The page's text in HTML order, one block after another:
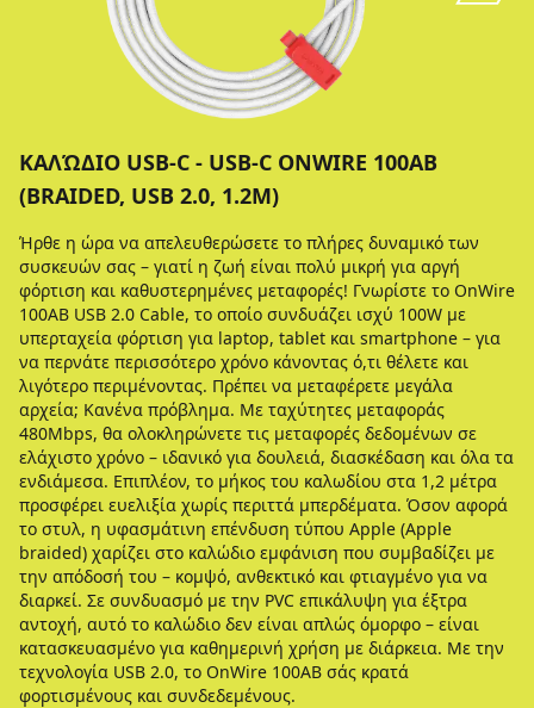
ΚΑΛΏΔΙΟ USB-C - USB-C ONWIRE 100AB
(BRAIDED, USB 2.0, 1.2Μ)
Ήρθε η ώρα να απελευθερώσετε το πλήρες δυναμικό των
συσκευών σας – γιατί η ζωή είναι πολύ μικρή για αργή
φόρτιση και καθυστερημένες μεταφορές! Γνωρίστε το OnWire
100AB USB 2.0 Cable, το οποίο συνδυάζει ισχύ 100W με
υπερταχεία φόρτιση για laptop, tablet και smartphone – για
να περνάτε περισσότερο χρόνο κάνοντας ό,τι θέλετε και
λιγότερο περιμένοντας. Πρέπει να μεταφέρετε μεγάλα
αρχεία; Κανένα πρόβλημα. Με ταχύτητες μεταφοράς
480Mbps, θα ολοκληρώνετε τις μεταφορές δεδομένων σε
ελάχιστο χρόνο – ιδανικό για δουλειά, διασκέδαση και όλα τα
ενδιάμεσα. Επιπλέον, το μήκος του καλωδίου στα 1,2 μέτρα
προσφέρει ευελιξία χωρίς περιττά μπερδέματα. Όσον αφορά
το στυλ, η υφασμάτινη επένδυση τύπου Apple (Apple
braided) χαρίζει στο καλώδιο εμφάνιση που συμβαδίζει με
την απόδοσή του – κομψό, ανθεκτικό και φτιαγμένο για να
διαρκεί. Σε συνδυασμό με την PVC επικάλυψη για έξτρα
αντοχή, αυτό το καλώδιο δεν είναι απλώς όμορφο – είναι
κατασκευασμένο για καθημερινή χρήση με διάρκεια. Με την
τεχνολογία USB 2.0, το OnWire 100AB σάς κρατά
φορτισμένους και συνδεδεμένους.